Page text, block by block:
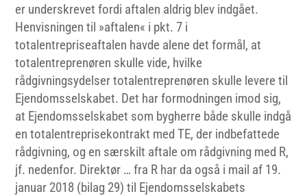
er underskrevet fordi aftalen aldrig blev indgået.
Henvisningen til »aftalen« i pkt. 7 i
totalentrepriseaftalen havde alene det formål, at
totalentreprenøren skulle vide, hvilke
rådgivningsydelser totalentreprenøren skulle levere til
Ejendomsselskabet. Det har formodningen imod sig,
at Ejendomsselskabet som bygherre både skulle indgå
en totalentreprisekontrakt med TE, der indbefattede
rådgivning, og en særskilt aftale om rådgivning med R,
jf. nedenfor. Direktør … fra R har da også i mail af 19.
januar 2018 (bilag 29) til Ejendomsselskabets